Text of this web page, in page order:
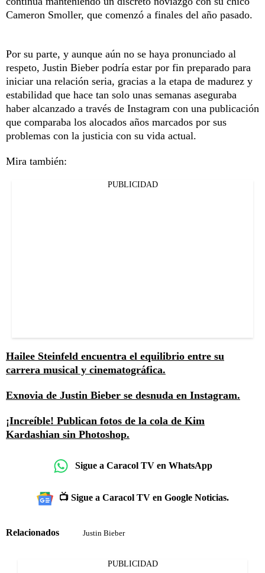
Cameron Smoller, que comenzó a finales del año pasado.
Por su parte, y aunque aún no se haya pronunciado al
respeto, Justin Bieber podría estar por fin preparado para
iniciar una relación seria, gracias a la etapa de madurez y
estabilidad que hace tan solo unas semanas aseguraba
haber alcanzado a través de Instagram con una publicación
que comparaba los alocados años marcados por sus
problemas con la justicia con su vida actual.
Mira también:
PUBLICIDAD
Hailee Steinfeld encuentra el equilibrio entre su
carrera musical y cinematográfica.
Exnovia de Justin Bieber se desnuda en Instagram.
¡Increíble! Publican fotos de la cola de Kim
Kardashian sin Photoshop.
Sigue a Caracol TV en WhatsApp
📺 Sigue a Caracol TV en Google Noticias.
Relacionados Justin Bieber
PUBLICIDAD